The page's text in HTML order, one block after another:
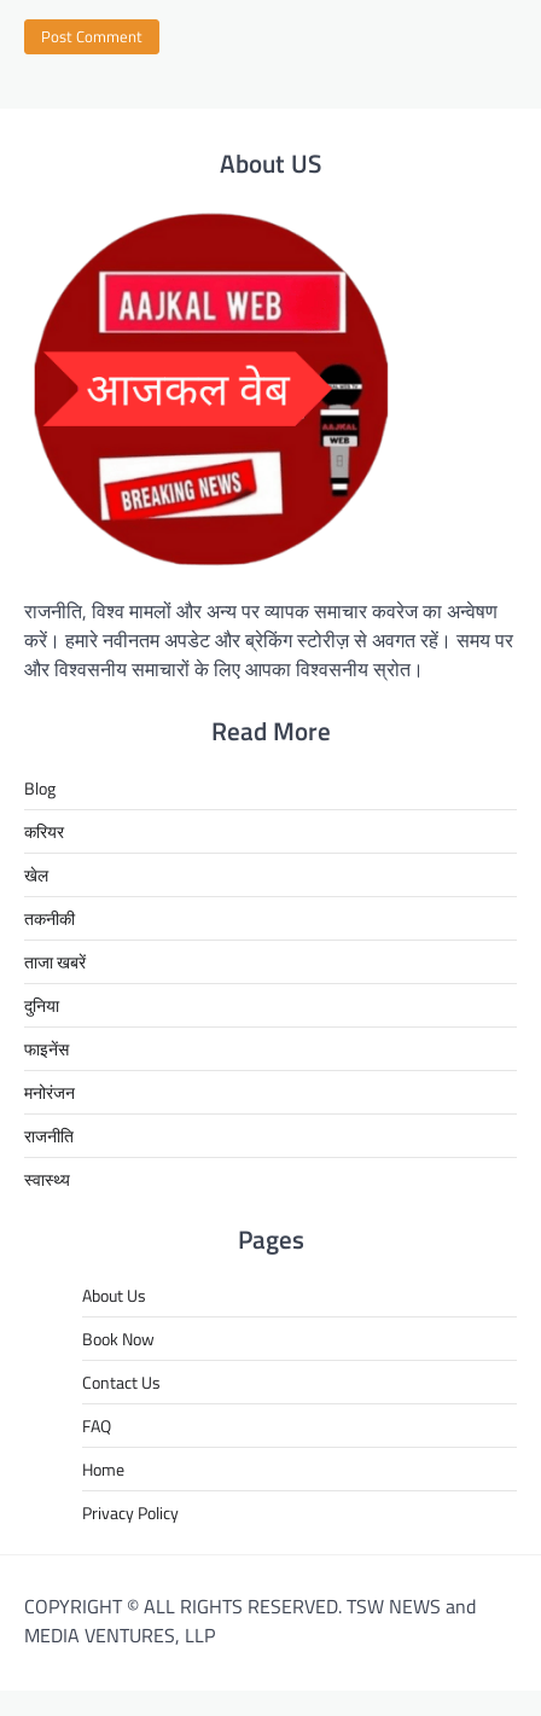
About US
राजनीति, विश्व मामलों और अन्य पर व्यापक समाचार कवरेज का अन्वेषण
करें। हमारे नवीनतम अपडेट और ब्रेकिंग स्टोरीज़ से अवगत रहें। समय पर
और विश्वसनीय समाचारों के लिए आपका विश्वसनीय स्रोत।
Read More
Blog
करियर
खेल
तकनीकी
ताजा खबरें
दुनिया
फाइनेंस
मनोरंजन
राजनीति
स्वास्थ्य
Pages
About Us
Book Now
Contact Us
FAQ
Home
Privacy Policy
COPYRIGHT © ALL RIGHTS RESERVED. TSW NEWS and
MEDIA VENTURES, LLP